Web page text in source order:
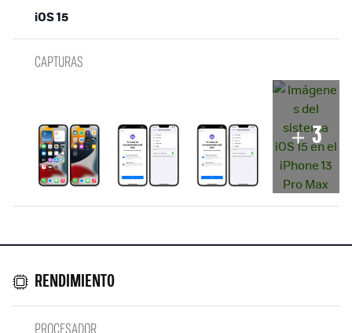
iOS 15
CAPTURAS
3
RENDIMIENTO
PROCESADOR